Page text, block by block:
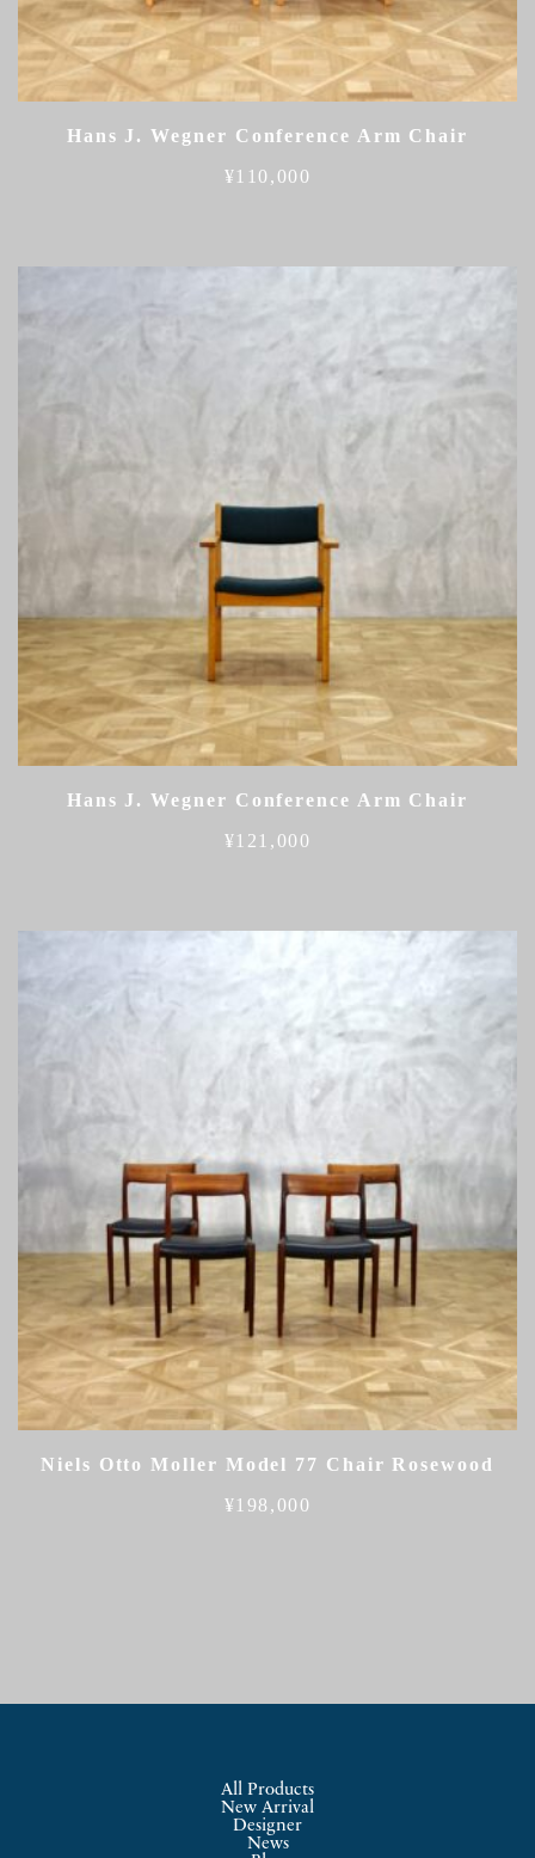
Hans J. Wegner Conference Arm Chair
¥110,000
Hans J. Wegner Conference Arm Chair
¥121,000
Niels Otto Moller Model 77 Chair Rosewood
¥198,000
All Products
New Arrival
Designer
News